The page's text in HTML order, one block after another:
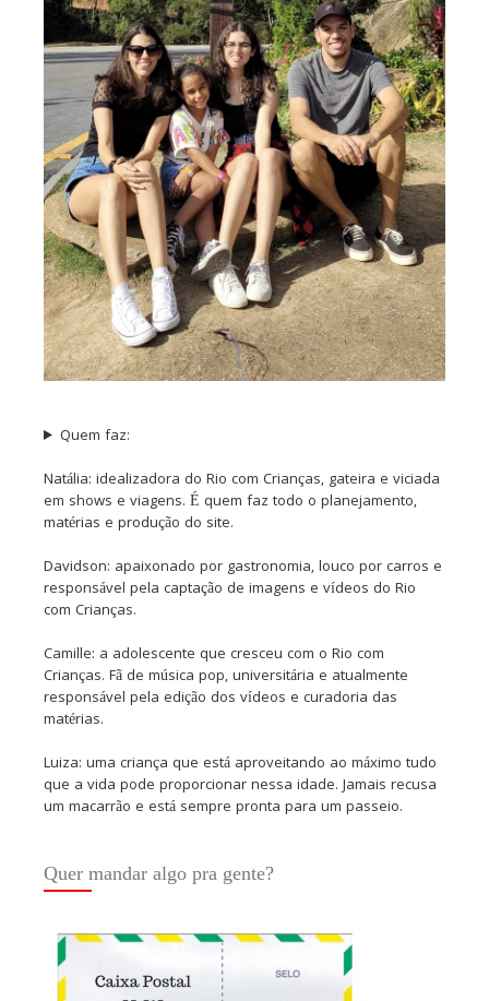
Quem faz:
Natália: idealizadora do Rio com Crianças, gateira e viciada
em shows e viagens. É quem faz todo o planejamento,
matérias e produção do site.
Davidson: apaixonado por gastronomia, louco por carros e
responsável pela captação de imagens e vídeos do Rio
com Crianças.
Camille: a adolescente que cresceu com o Rio com
Crianças. Fã de música pop, universitária e atualmente
responsável pela edição dos vídeos e curadoria das
matérias.
Luiza: uma criança que está aproveitando ao máximo tudo
que a vida pode proporcionar nessa idade. Jamais recusa
um macarrão e está sempre pronta para um passeio.
Quer mandar algo pra gente?